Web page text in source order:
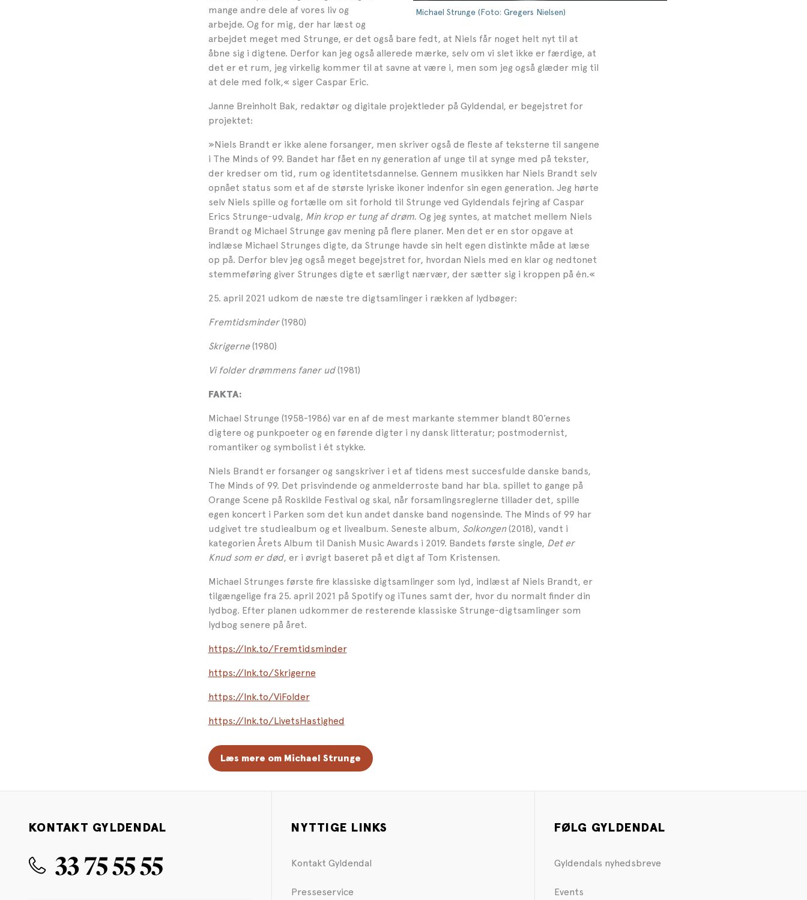
Michael Strunge (Foto: Gregers Nielsen)
mange andre dele af vores liv og
arbejde. Og for mig, der har læst og
arbejdet meget med Strunge, er det også bare fedt, at Niels får noget helt nyt til at
åbne sig i digtene. Derfor kan jeg også allerede mærke, selv om vi slet ikke er færdige, at
det er et rum, jeg virkelig kommer til at savne at være i, men som jeg også glæder mig til
at dele med folk,« siger Caspar Eric.
Janne Breinholt Bak, redaktør og digitale projektleder på Gyldendal, er begejstret for
projektet:
»Niels Brandt er ikke alene forsanger, men skriver også de fleste af teksterne til sangene
i The Minds of 99. Bandet har fået en ny generation af unge til at synge med på tekster,
der kredser om tid, rum og identitetsdannelse. Gennem musikken har Niels Brandt selv
opnået status som et af de største lyriske ikoner indenfor sin egen generation. Jeg hørte
selv Niels spille og fortælle om sit forhold til Strunge ved Gyldendals fejring af Caspar
Erics Strunge-udvalg, Min krop er tung af drøm. Og jeg syntes, at matchet mellem Niels
Brandt og Michael Strunge gav mening på flere planer. Men det er en stor opgave at
indlæse Michael Strunges digte, da Strunge havde sin helt egen distinkte måde at læse
op på. Derfor blev jeg også meget begejstret for, hvordan Niels med en klar og nedtonet
stemmeføring giver Strunges digte et særligt nærvær, der sætter sig i kroppen på én.«
25. april 2021 udkom de næste tre digtsamlinger i rækken af lydbøger:
Fremtidsminder(1980)
Skrigerne(1980)
Vi folder drømmens faner ud(1981)
FAKTA:
Michael Strunge (1958-1986) var en af de mest markante stemmer blandt 80’ernes
digtere og punkpoeter og en førende digter i ny dansk litteratur; postmodernist,
romantiker og symbolist i ét stykke.
Niels Brandt er forsanger og sangskriver i et af tidens mest succesfulde danske bands,
The Minds of 99. Det prisvindende og anmelderroste band har bl.a. spillet to gange på
Orange Scene på Roskilde Festival og skal, når forsamlingsreglerne tillader det, spille
egen koncert i Parken som det kun andet danske band nogensinde. The Minds of 99 har
udgivet tre studiealbum og et livealbum. Seneste album, Solkongen(2018), vandt i
kategorien Årets Album til Danish Music Awards i 2019. Bandets første single, Det er
Knud som er død, er i øvrigt baseret på et digt af Tom Kristensen.
Michael Strunges første fire klassiske digtsamlinger som lyd, indlæst af Niels Brandt, er
tilgængelige fra 25. april 2021 på Spotify og iTunes samt der, hvor du normalt finder din
lydbog. Efter planen udkommer de resterende klassiske Strunge-digtsamlinger som
lydbog senere på året.
https://lnk.to/Fremtidsminder
https://lnk.to/Skrigerne
https://lnk.to/ViFolder
https://lnk.to/LivetsHastighed
Læs mere om Michael Strunge
KONTAKT GYLDENDAL
33 75 55 55
NYTTIGE LINKS
Kontakt Gyldendal
Presseservice
FØLG GYLDENDAL
Gyldendals nyhedsbreve
Events